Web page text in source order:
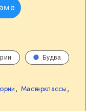
Будва
, Мастерклассы,